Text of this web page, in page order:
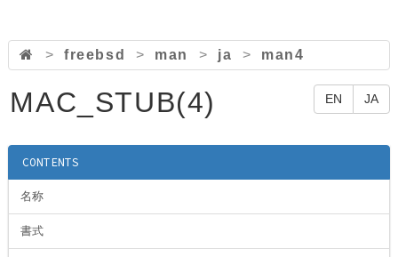
> freebsd > man > ja > man4
EN JA
MAC_STUB(4)
CONTENTS
名称
書式